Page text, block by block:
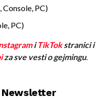
Console, PC)
PC)
iTikTokstranici i
za sve vesti o gejmingu.
Newsletter